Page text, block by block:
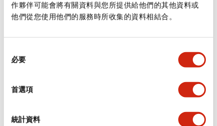
作夥伴可能會將有關資料與您所提供給他們的其他資料或
他們從您使用他們的服務時所收集的資料相結合。
必要
首選項
統計資料
審美規範
環境規範
功能規格